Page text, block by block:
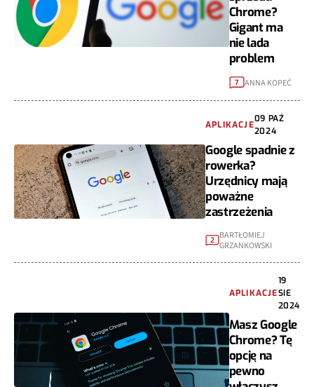
Chrome?
Gigant ma
nie lada
problem
7 ANNA KOPEĆ
APLIKACJE
09 PAŹ
2024
Google spadnie z
rowerka?
Urzędnicy mają
poważne
zastrzeżenia
2
BARTŁOMIEJ
GRZANKOWSKI
APLIKACJE
19
SIE
2024
Masz Google
Chrome? Tę
opcję na
pewno